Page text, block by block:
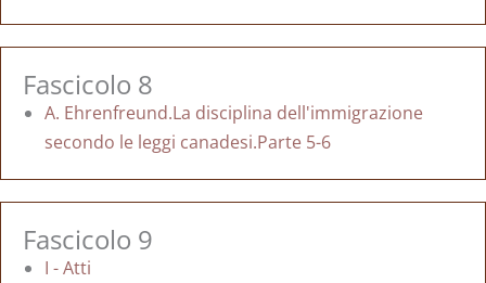
Fascicolo 8
A. Ehrenfreund.La disciplina dell'immigrazione
secondo le leggi canadesi.Parte 5-6
Fascicolo 9
I - Atti